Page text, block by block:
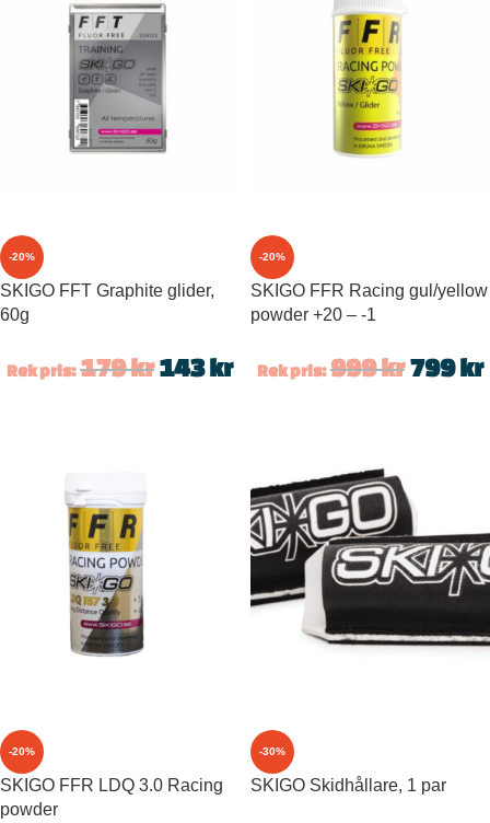
-20%
SKIGO FFT Graphite glider,
60g
Rek pris: 179kr 143kr
-20%
SKIGO FFR Racing gul/yellow
powder +20 – -1
Rek pris: 999kr 799kr
-20%
SKIGO FFR LDQ 3.0 Racing
powder
-30%
SKIGO Skidhållare, 1 par